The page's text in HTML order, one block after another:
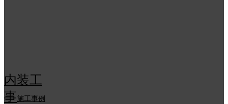
内装工
事施工事例